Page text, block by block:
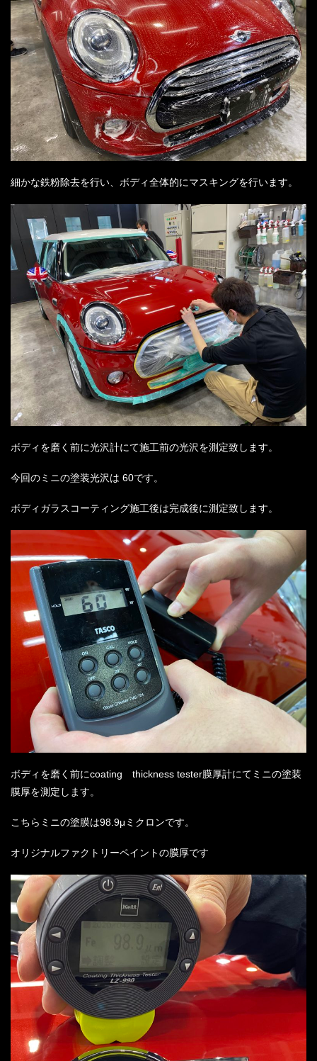
細かな鉄粉除去を行い、ボディ全体的にマスキングを行います。
ボディを磨く前に光沢計にて施工前の光沢を測定致します。
今回のミニの塗装光沢は 60です。
ボディガラスコーティング施工後は完成後に測定致します。
ボディを磨く前にcoating thickness tester膜厚計にてミニの塗装
膜厚を測定します。
こちらミニの塗膜は98.9μ ミクロンです。
オリジナルファクトリーペイントの膜厚です